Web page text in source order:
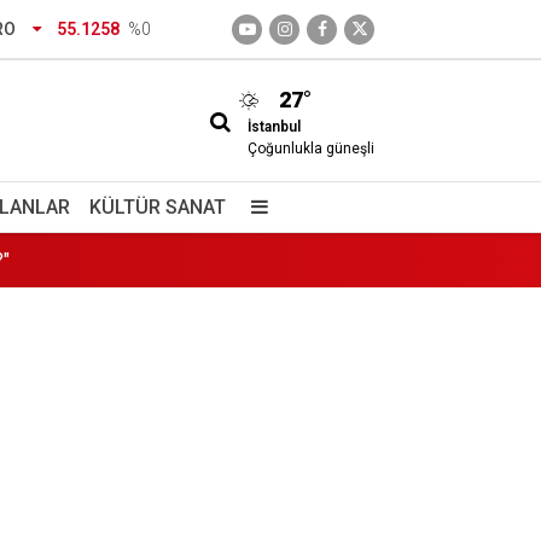
55.1258 %0
27°
İstanbul
Çoğunlukla güneşli
KÜLTÜR SANAT